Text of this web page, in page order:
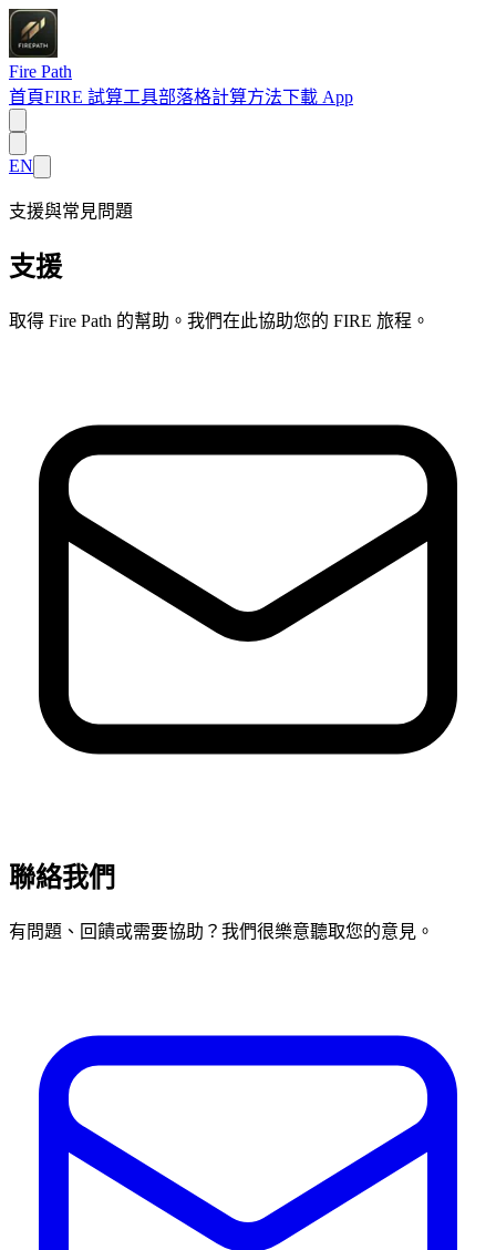
Fire Path
首頁FIRE 試算工具部落格計算方法下載 App
EN
支援與常見問題
支援
取得 Fire Path 的幫助。我們在此協助您的 FIRE 旅程。
聯絡我們
有問題、回饋或需要協助？我們很樂意聽取您的意見。